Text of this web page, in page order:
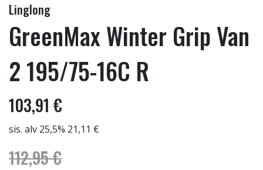
Linglong
GreenMax Winter Grip Van
2 195/75-16C R
103,91 €
sis. alv 25,5% 21,11 €
112,95 €